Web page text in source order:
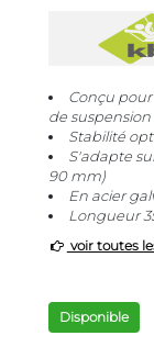
Conçu
de suspension
Stabilité
S'adapte
90 mm)
En acier
Longueur
voir toutes
Disponible